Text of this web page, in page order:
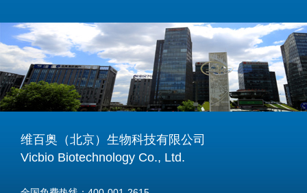
维百奥（北京）生物科技有限公司
Vicbio Biotechnology Co., Ltd.